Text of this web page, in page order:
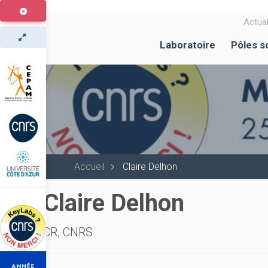
Aller
au
contenu
principal
Laboratoire Pôles
Accueil Claire Delhon
Claire Delhon
CR, CNRS